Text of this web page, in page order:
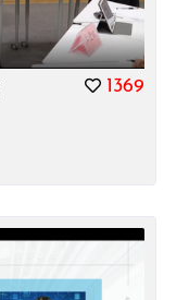
1369